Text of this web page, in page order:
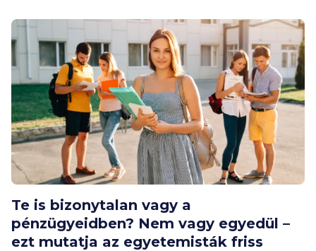
Te is bizonytalan vagy a
pénzügyeidben? Nem vagy egyedül –
ezt mutatja az egyetemisták friss